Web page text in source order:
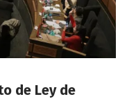
de Ley de